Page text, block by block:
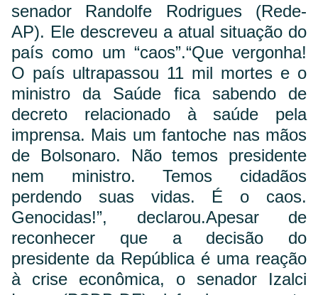
senador Randolfe Rodrigues (Rede-
AP). Ele descreveu a atual situação do
país como um “caos”.“Que vergonha!
O país ultrapassou 11 mil mortes e o
ministro da Saúde fica sabendo de
decreto relacionado à saúde pela
imprensa. Mais um fantoche nas mãos
de Bolsonaro. Não temos presidente
nem ministro. Temos cidadãos
perdendo suas vidas. É o caos.
Genocidas!”, declarou.Apesar de
reconhecer que a decisão do
presidente da República é uma reação
à crise econômica, o senador Izalci